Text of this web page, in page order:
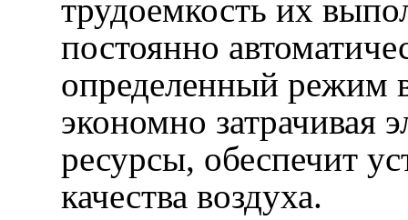
трудоемкость их
постоянно
определенный режим
экономно затрачивая
ресурсы, обеспечит
качества воздуха.